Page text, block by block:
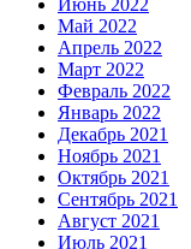
Май 2022
Апрель 2022
Март 2022
Февраль 2022
Январь 2022
Декабрь 2021
Ноябрь 2021
Октябрь 2021
Сентябрь 2021
Август 2021
Июль 2021